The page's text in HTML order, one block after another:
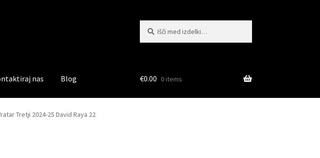
nas Blog €0.00 0 items
Tretji 2024-25 David Raya 22